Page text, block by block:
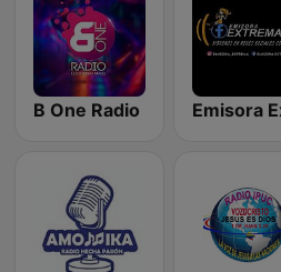
B One Radio